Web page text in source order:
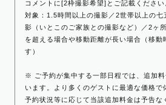
コメントに[2枠撮影希望]とご記載ください
対象：1.5時間以上の撮影／2世帯以上の七
影（いとこのご家族との撮影など）／2ヶ
を超える場合や移動距離が長い場合（移動
す）
※ ご予約が集中する一部日程では、追加
います。より多くのゲストに最適な価格で
予約状況等に応じて当該追加料金は予告な